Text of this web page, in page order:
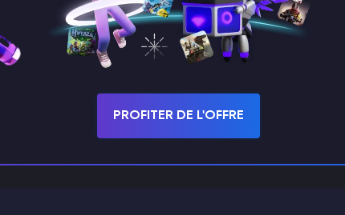
avec une personne en qui vous n'avez pas
PROFITER DE L'OFFRE